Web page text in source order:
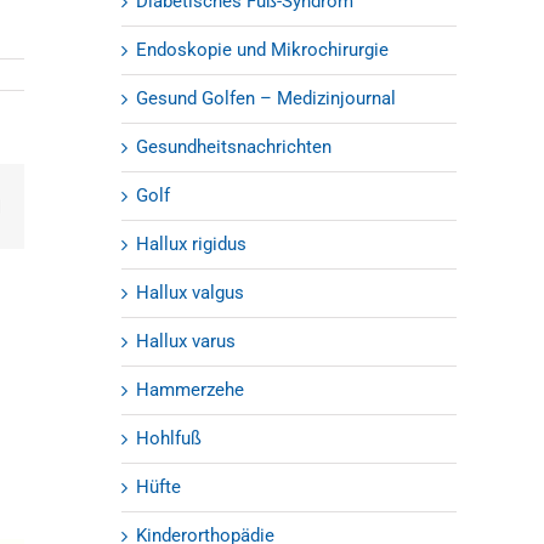
E-
Endoskopie und Mikrochirurgie
Gesund Golfen – Medizinjournal
Gesundheitsnachrichten
Golf
Hallux rigidus
Hallux valgus
Hallux varus
Hammerzehe
Hohlfuß
Hüfte
Kinderorthopädie